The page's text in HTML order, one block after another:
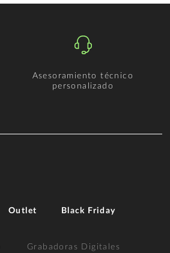
Asesoramiento técnico
personalizado
Outlet Black Friday
Grabadoras Digitales